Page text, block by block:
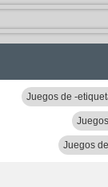
Juegos de -
Juegos